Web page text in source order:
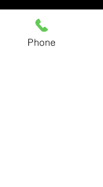
Phone